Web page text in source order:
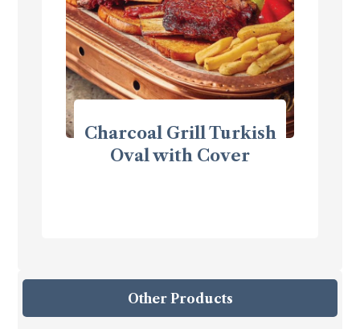
Charcoal Grill Turkish
Oval with Cover
Other Products